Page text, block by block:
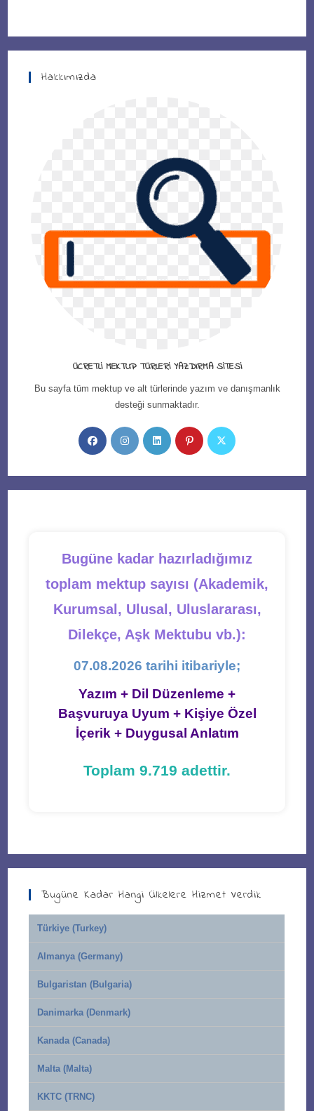
Hakkımızda
ÜCRETLI MEKTUP TÜRLERI YAZDIRMA SITESI
Bu sayfa tüm mektup ve alt türlerinde yazım ve danışmanlık
desteği sunmaktadır.
Opens
in
Opens
in
Opens
in
Opens
in
Opens
Bugüne kadar hazırladığımız
toplam mektup sayısı (Akademik,
Kurumsal, Ulusal, Uluslararası,
Dilekçe, Aşk Mektubu vb.):
07.08.2026 tarihi itibariyle;
Yazım + Dil Düzenleme +
Başvuruya Uyum + Kişiye Özel
İçerik + Duygusal Anlatım
Toplam 9.719 adettir.
Bugüne Kadar Hangi Ülkelere Hizmet Verdik
Türkiye (Turkey)
Almanya (Germany)
Bulgaristan (Bulgaria)
Danimarka (Denmark)
Kanada (Canada)
Malta (Malta)
KKTC (TRNC)